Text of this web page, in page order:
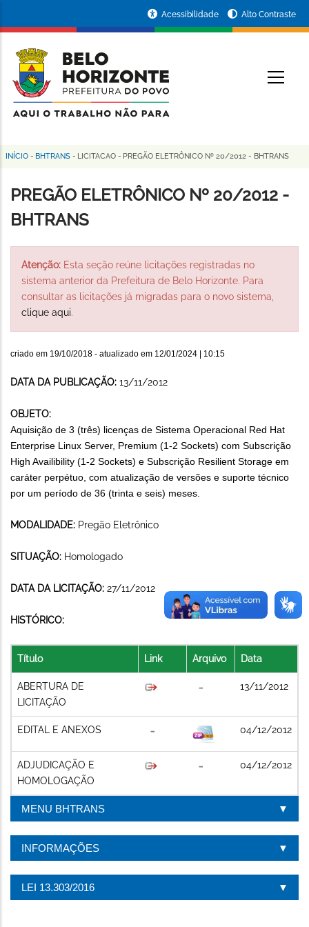
conteúdo
principal
da
Prefeitura
de
Horizonte
Acessibilidade Alto Contraste
Trilha
de
navegação
INÍCIO - BHTRANS - LICITACAO - PREGÃO ELETRÔNICO Nº 20/2012 - BHTRANS
PREGÃO ELETRÔNICO Nº 20/2012 -
BHTRANS
Atenção: Esta seção reúne licitações registradas no
sistema anterior da Prefeitura de Belo Horizonte. Para
consultar as licitações já migradas para o novo sistema,
clique aqui.
criado em 19/10/2018 - atualizado em 12/01/2024 | 10:15
DATA DA PUBLICAÇÃO: 13/11/2012
OBJETO:
Aquisição de 3 (três) licenças de Sistema Operacional Red Hat
Enterprise Linux Server, Premium (1-2 Sockets) com Subscrição
High Availibility (1-2 Sockets) e Subscrição Resilient Storage em
caráter perpétuo, com atualização de versões e suporte técnico
por um período de 36 (trinta e seis) meses.
MODALIDADE: Pregão Eletrônico
SITUAÇÃO: Homologado
DATA DA LICITAÇÃO: 27/11/2012
HISTÓRICO:
Título Link Arquivo Data
ABERTURA DE
LICITAÇÃO
13/11/2012
EDITAL E ANEXOS 04/12/2012
ADJUDICAÇÃO E
HOMOLOGAÇÃO
04/12/2012
MENU BHTRANS
INFORMAÇÕES
LEI 13.303/2016